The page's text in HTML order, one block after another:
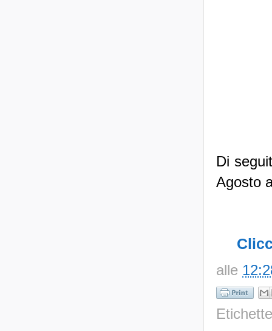
Di
Agosto
alle